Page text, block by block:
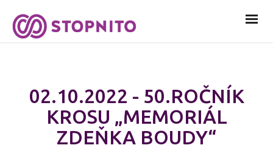
02.10.2022 - 50.ROČNÍK
KROSU „MEMORIÁL
ZDEŇKA BOUDY“